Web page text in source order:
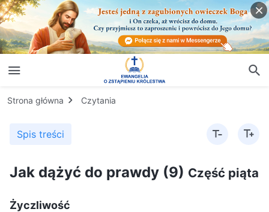
Strona główna Czytania
Spis treści
Jak dążyć do prawdy (9) Część piąta
Życzliwość